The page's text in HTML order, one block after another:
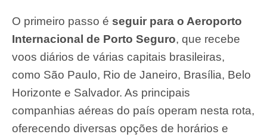
O primeiro passo é seguir para o Aeroporto
Internacional de Porto Seguro, que recebe
voos diários de várias capitais brasileiras,
como São Paulo, Rio de Janeiro, Brasília, Belo
Horizonte e Salvador. As principais
companhias aéreas do país operam nesta rota,
oferecendo diversas opções de horários e